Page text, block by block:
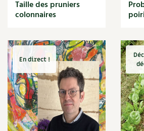
Cuisine saine
Décoration
DIY
Eau
Énergie
Enfants
Expérimentation
Fleur
Jardin bio
Légumes
Taille des pruniers
colonnaires
En direct !